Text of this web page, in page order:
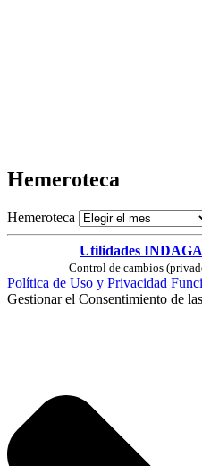
Hemeroteca
Hemeroteca
Utilidades INDAGA
Control de cambios
Política de Uso y Privacidad
Gestionar el Consentimiento de